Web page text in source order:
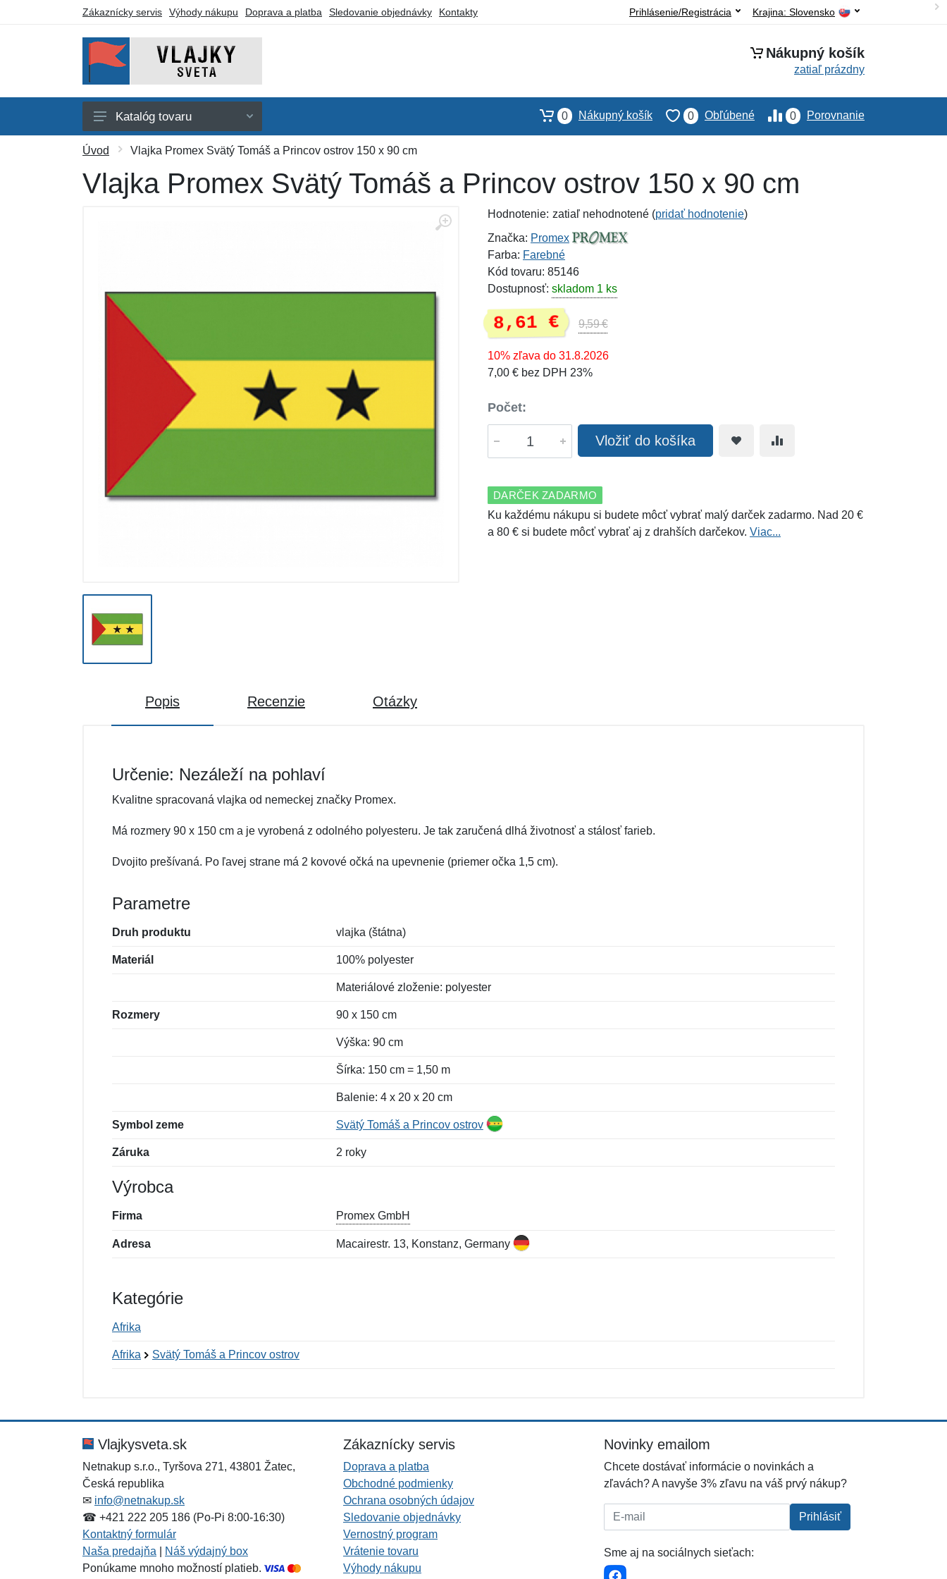
Zákaznícky servis Výhody nákupu Doprava a platba Sledovanie objednávky Kontakty Krajina: Slovensko
Prihlásenie/Registrácia
Nákupný košík
zatiaľ prázdny
Afrika
Amerika
Austrália a Oceánia
Darčekové poukazy
Výpredaj
Katalóg tovaru 0 Porovnanie
0 Obľúbené
0 Nákupný košík
Úvod Vlajka Promex Svätý Tomáš a Princov ostrov 150 x 90 cm
Vlajka Promex Svätý Tomáš a Princov ostrov 150 x 90 cm
Hodnotenie: zatiaľ nehodnotené (pridať hodnotenie)
Značka: Promex
Farba: Farebné
Kód tovaru: 85146
Dostupnosť: skladom 1 ks
8,61 € 9,59 €
10% zľava do 31.8.2026
7,00 € bez DPH 23%
Počet:
Vložiť do košíka
DARČEK ZADARMO
Ku každému nákupu si budete môcť vybrať malý darček zadarmo. Nad 20 €
a 80 € si budete môcť vybrať aj z drahších darčekov. Viac...
Popis Recenzie Otázky
Určenie: Nezáleží na pohlaví
Kvalitne spracovaná vlajka od nemeckej značky Promex.
Má rozmery 90 x 150 cm a je vyrobená z odolného polyesteru. Je tak zaručená dlhá životnosť a stálosť farieb.
Dvojito prešívaná. Po ľavej strane má 2 kovové očká na upevnenie (priemer očka 1,5 cm).
Parametre
Druh produktu vlajka (štátna)
Materiál 100% polyester
Materiálové zloženie: polyester
Rozmery 90 x 150 cm
Výška: 90 cm
Šírka: 150 cm = 1,50 m
Balenie: 4 x 20 x 20 cm
Symbol zeme Svätý Tomáš a Princov ostrov
Záruka 2 roky
Výrobca
Firma Promex GmbH
Adresa Macairestr. 13, Konstanz, Germany
Kategórie
Afrika
Afrika Svätý Tomáš a Princov ostrov
Správa*
Správa*
Vlajkysveta.sk
Netnakup s.r.o., Tyršova 271, 43801 Žatec,
Česká republika
✉ info@netnakup.sk
☎ +421 222 205 186 (Po-Pi 8:00-16:30)
Kontaktný formulár
Naša predajňa
Náš výdajný box
Ponúkame mnoho možností platieb.
Zákaznícky servis
Doprava a platba
Obchodné podmienky
Ochrana osobných údajov
Sledovanie objednávky
Vernostný program
Vrátenie tovaru
Výhody nákupu
Novinky emailom
Chcete dostávať informácie o novinkách a
zľavách? A navyše 3% zľavu na váš prvý nákup?
E-mail: Prihlásiť
Sme aj na sociálnych sieťach: